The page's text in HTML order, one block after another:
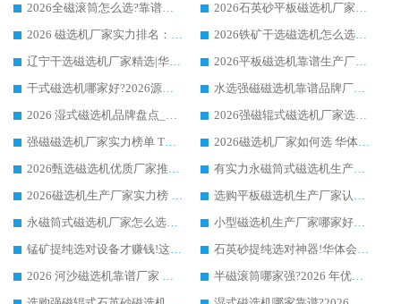
2026全磁滚筒怎么选?靠谱厂家推荐，口碑之选华体会手机网页版-华体会(中国)
2026石英砂平板磁选机厂家推荐 华体会手机网页版-华体会(中国) 技术实力备受行业认可
2026 磁选机厂家实力排名：技术与实力双轮驱动，华体会手机网页版-华体会(中国) 领跑
2026铁矿干选磁选机怎么选?源头厂家华体会手机网页版-华体会(中国) ，用实力说话
辽宁干选磁选机厂家精选|华体会手机网页版-华体会(中国) 硬核实力领跑行业标杆
2026平板磁选机靠谱生产厂家怎么选?行业标杆华体会手机网页版-华体会(中国) ，凭硬实力脱颖而出
干式磁选机哪家好?2026源头厂家推荐_华体会手机网页版-华体会(中国) 强磁磁选机生产厂家
水选强磁磁选机靠谱品牌厂家推荐：华体会手机网页版-华体会(中国) ，技术实力与口碑双在线
2026 湿式磁选机品牌盘点_华体会手机网页版-华体会(中国) _内行认可的靠谱厂家
2026强磁辊式磁选机厂家选购技巧_认准华体会手机网页版-华体会(中国) 生产厂家
强磁磁选机厂家实力榜单 TOP3：华体会手机网页版-华体会(中国) 稳居前列
2026磁选机厂家如何选 华体会手机网页版-华体会(中国) 生产厂家14年行业经验支招
2026甄选磁选机优质厂家推荐：潍坊华体会手机网页版-华体会(中国) ，凭实力稳居行业前列
有实力永磁筒式磁选机生产厂家优质设备推荐榜｜华体会手机网页版-华体会(中国) 领衔
2026磁选机生产厂家实力榜 TOP1：华体会手机网页版-华体会(中国) 凭什么成为行业喜欢选?
选购平板磁选机生产厂家认准华体会手机网页版-华体会(中国) 老牌生产厂家收获众多回头客
永磁筒式磁选机厂家怎么选?14 年老厂华体会手机网页版-华体会(中国) 凭实力出圈，这 5 大优势太圈粉
小型磁选机生产厂家哪家好?2026 年实测推荐，华体会手机网页版-华体会(中国) 十年口碑厂值得闭眼入
锰矿提纯选对设备才赚钱!这家临朐厂家的强磁辊磁选机凭啥成行业标杆?
石英砂提纯选对神器!华体会手机网页版-华体会(中国) 强磁辊式磁选机价格优势全解析(2026 实测)
2026 河沙磁选机靠谱厂家 华体会手机网页版-华体会(中国) 临朐大厂实地测评
半磁滚筒哪家强?2026 年优质厂家推荐，华体会手机网页版-华体会(中国) 为什么能领跑行业